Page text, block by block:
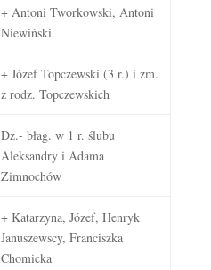
+ Antoni Tworkowski, Antoni
Niewiński
+ Józef Topczewski (3 r.) i zm.
z rodz. Topczewskich
Dz.- błag. w 1 r. ślubu
Aleksandry i Adama
Zimnochów
+ Katarzyna, Józef, Henryk
Januszewscy, Franciszka
Chomicka